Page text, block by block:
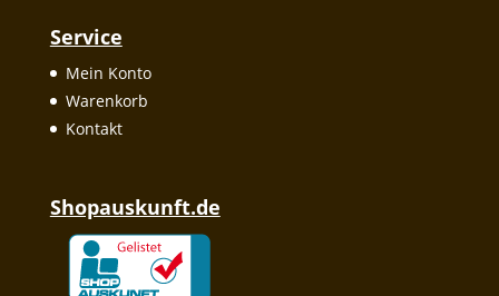
Service
Mein Konto
Warenkorb
Kontakt
Shopauskunft.de